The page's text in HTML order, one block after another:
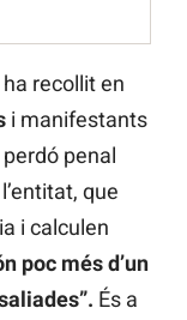
ha recollit en
i manifestants
penal
que
i calculen
poc més d’un
És a